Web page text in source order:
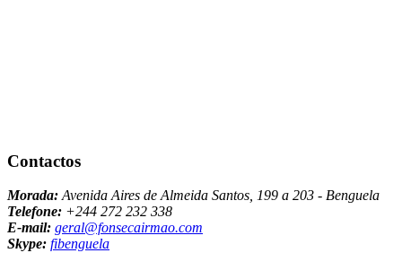
Contactos
Morada: Avenida Aires de Almeida Santos, 199 a 203 - Benguela
Telefone: +244 272 232 338
E-mail: geral@fonsecairmao.com
Skype: fibenguela